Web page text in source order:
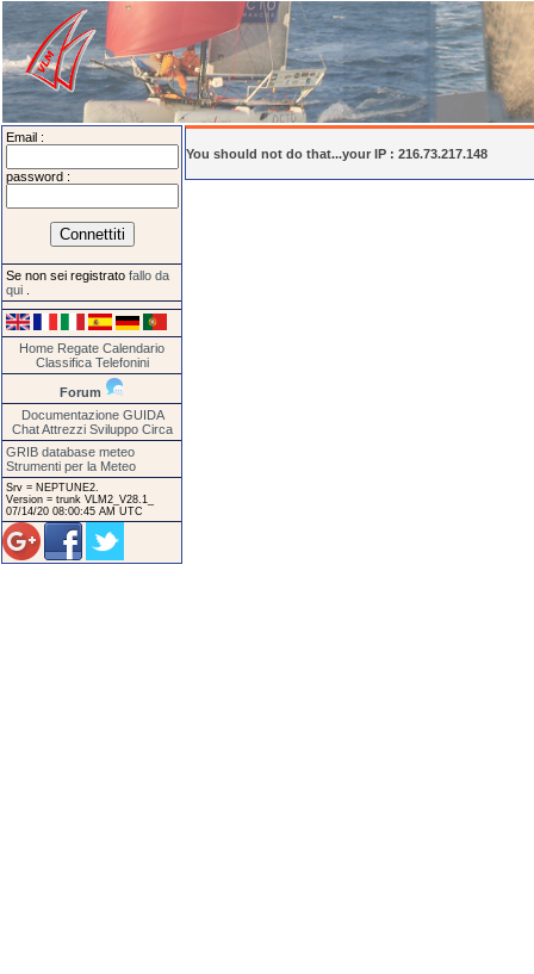
Email :
password :
Se non sei registrato fallo da
qui
Home Regate Calendario
Classifica Telefonini
Forum
Documentazione GUIDA
Chat Attrezzi Sviluppo Circa
GRIB database meteo
Strumenti per la Meteo
Srv = NEPTUNE2.
Version = trunk VLM2_V28.1_
07/14/20 08:00:45 AM UTC
You should not do that...your IP : 216.73.217.148